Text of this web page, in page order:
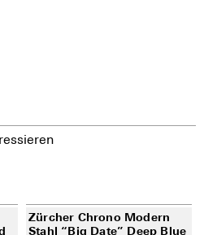
Zürcher Chrono Modern
Stahl “Big Date” Deep Blue